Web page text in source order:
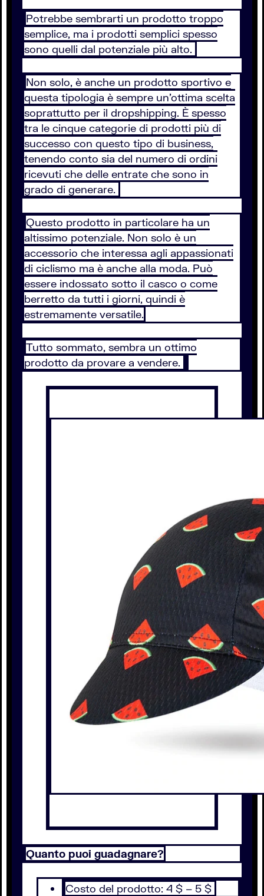
Potrebbe sembrarti un prodotto troppo
semplice, ma i prodotti semplici spesso
sono quelli dal potenziale più alto.
Non solo, è anche un prodotto sportivo e
questa tipologia è sempre un’ottima scelta
soprattutto per il dropshipping. È spesso
tra le cinque categorie di prodotti più di
successo con questo tipo di business,
tenendo conto sia del numero di ordini
ricevuti che delle entrate che sono in
grado di generare.
Questo prodotto in particolare ha un
altissimo potenziale. Non solo è un
accessorio che interessa agli appassionati
di ciclismo ma è anche alla moda. Può
essere indossato sotto il casco o come
berretto da tutti i giorni, quindi è
estremamente versatile.
Tutto sommato, sembra un ottimo
prodotto da provare a vendere.
Quanto puoi guadagnare?
Costo del prodotto: 4 $ – 5 $